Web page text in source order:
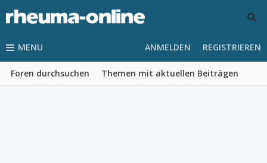
MENU
Foren durchsuchen Themen mit aktuellen Beiträgen
ANMELDEN REGISTRIEREN